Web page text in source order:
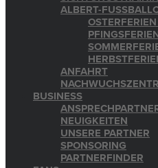
ALBERT-
ANFAHRT
BUSINESS
NEUIGKEITEN
UNSERE PARTNER
SPONSORING
PARTNERFINDER